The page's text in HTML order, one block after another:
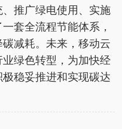
推广绿电使用、实施
套全流程节能体系，
减耗。未来，移动云
绿色转型，为加快经
稳妥推进和实现碳达